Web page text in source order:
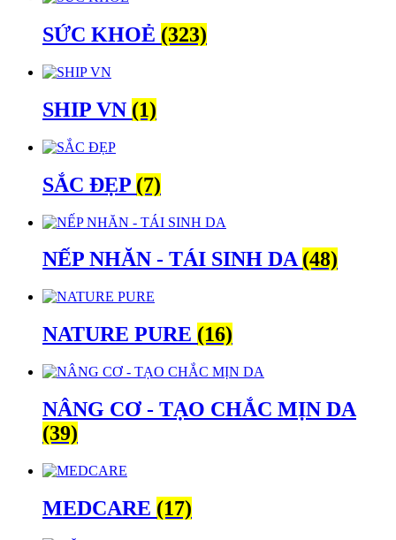
SỨC KHOẺ (323)
SHIP VN (1)
SẮC ĐẸP (7)
NẾP NHĂN - TÁI SINH DA(48)
NATURE PURE (16)
NÂNG CƠ - TẠO CHẮC MỊN DA
(39)
MEDCARE (17)